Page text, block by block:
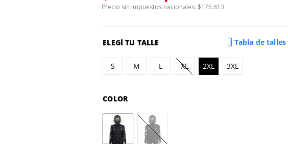
Precio sin impuestos nacionales: $175.613
Tabla de talles
COLOR
S M L XL 2XL 3XL